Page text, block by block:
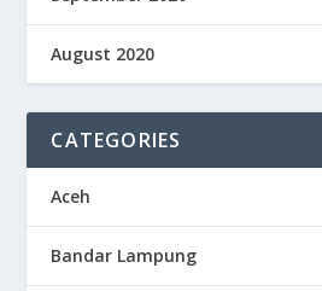
August 2020
CATEGORIES
Aceh
Bandar Lampung